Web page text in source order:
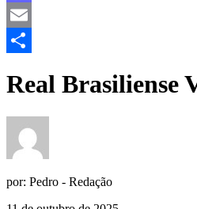
Mastodon
Email
Real Brasiliense
por: Pedro - Redação